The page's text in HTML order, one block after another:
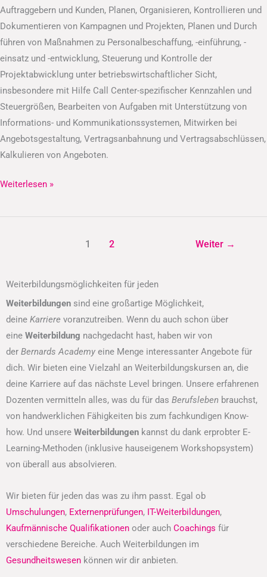
Auftraggebern und Kunden, Planen, Organisieren, Kontrollieren und
Dokumentieren von Kampagnen und Projekten, Planen und Durch
führen von Maßnahmen zu Personalbeschaffung, -einführung, -
einsatz und -entwicklung, Steuerung und Kontrolle der
Projektabwicklung unter betriebswirtschaftlicher Sicht,
insbesondere mit Hilfe Call Center-spezifischer Kennzahlen und
Steuergrößen, Bearbeiten von Aufgaben mit Unterstützung von
Informations- und Kommunikationssystemen, Mitwirken bei
Angebotsgestaltung, Vertragsanbahnung und Vertragsabschlüssen,
Kalkulieren von Angeboten.
Weiterlesen »
1 2 Weiter →
Weiterbildungsmöglichkeiten für jeden
Weiterbildungen sind eine großartige Möglichkeit,
deine Karriere voranzutreiben. Wenn du auch schon über
eine Weiterbildung nachgedacht hast, haben wir von
der Bernards Academy eine Menge interessanter Angebote für
dich. Wir bieten eine Vielzahl an Weiterbildungskursen an, die
deine Karriere auf das nächste Level bringen. Unsere erfahrenen
Dozenten vermitteln alles, was du für das Berufsleben brauchst,
von handwerklichen Fähigkeiten bis zum fachkundigen Know-
how. Und unsere Weiterbildungen kannst du dank erprobter E-
Learning-Methoden (inklusive hauseigenem Workshopsystem)
von überall aus absolvieren.
Wir bieten für jeden das was zu ihm passt. Egal ob
Umschulungen, Externenprüfungen, IT-Weiterbildungen,
Kaufmännische Qualifikationen oder auch Coachings für
verschiedene Bereiche. Auch Weiterbildungen im
Gesundheitswesen können wir dir anbieten.